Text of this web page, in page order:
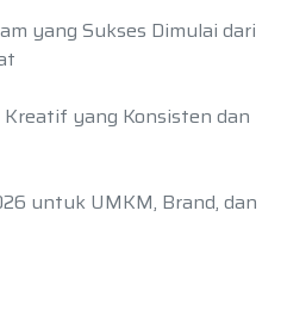
yang Sukses Dimulai dari
yang Konsisten dan
untuk UMKM, Brand, dan